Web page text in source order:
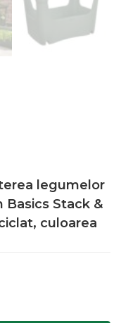
legumelor
Basics Stack &
culoarea